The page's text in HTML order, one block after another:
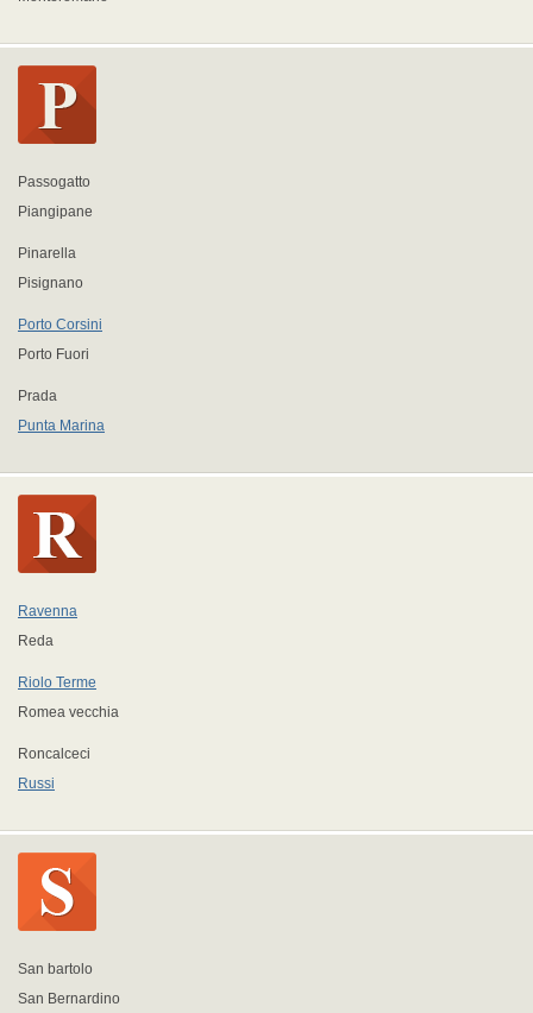
Passogatto
Piangipane
Pinarella
Pisignano
Porto Corsini
Porto Fuori
Prada
Punta Marina
Ravenna
Reda
Riolo Terme
Romea vecchia
Roncalceci
Russi
San bartolo
San Bernardino